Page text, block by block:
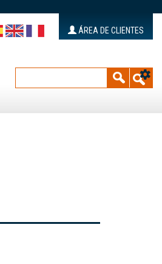
ÁREA DE CLIENTES